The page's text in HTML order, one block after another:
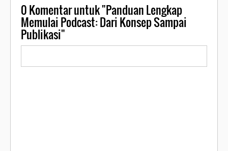
0Komentar untuk "Panduan Lengkap
Memulai Podcast: Dari Konsep Sampai
Publikasi"